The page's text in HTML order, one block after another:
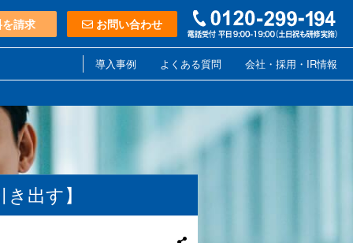
請求 お問い合わせ
導入事例 よくある質問
会社・採用・IR情報
出す】